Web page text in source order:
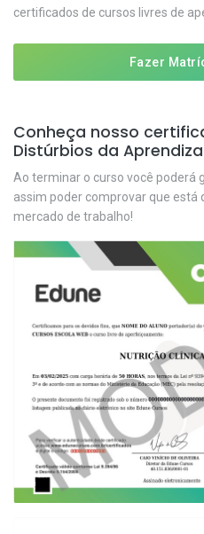
certificados de cursos livres de
Fazer
Conheça nosso
Distúrbios da
Ao terminar o curso você poderá
assim poder comprovar que está
mercado de trabalho!